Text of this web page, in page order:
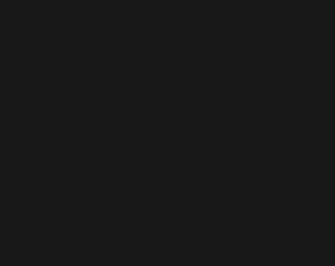
turbulences réglementaires, son intégration d'agents IA autonomes et sa